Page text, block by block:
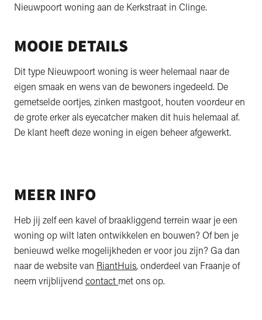
Nieuwpoort woning aan de Kerkstraat in Clinge.
MOOIE DETAILS
Dit type Nieuwpoort woning is weer helemaal naar de
eigen smaak en wens van de bewoners ingedeeld. De
gemetselde oortjes, zinken mastgoot, houten voordeur en
de grote erker als eyecatcher maken dit huis helemaal af.
De klant heeft deze woning in eigen beheer afgewerkt.
MEER INFO
Heb jij zelf een kavel of braakliggend terrein waar je een
woning op wilt laten ontwikkelen en bouwen? Of ben je
benieuwd welke mogelijkheden er voor jou zijn? Ga dan
naar de website van RiantHuis, onderdeel van Fraanje of
neem vrijblijvend contact met ons op.